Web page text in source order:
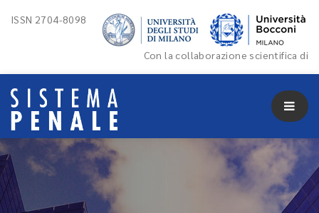
ISSN 2704-8098
Con la collaborazione scientifica di